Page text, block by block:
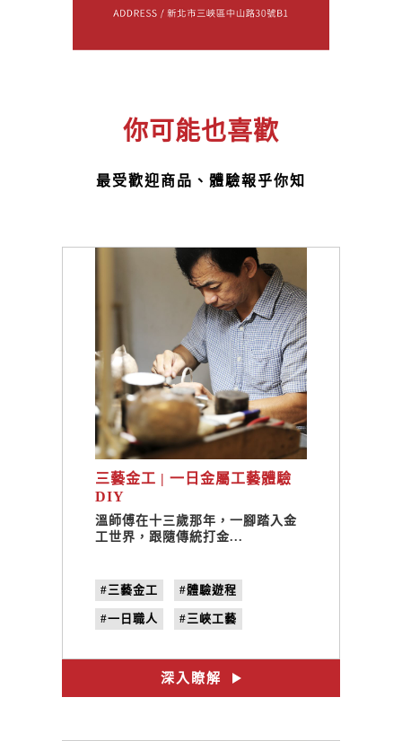
你可能也喜歡
最受歡迎商品、體驗報乎你知
三藝金工 | 一日金屬工藝體驗
DIY
溫師傅在十三歲那年，一腳踏入金
工世界，跟隨傳統打金...
#三藝金工 #體驗遊程
#一日職人 #三峽工藝
深入瞭解